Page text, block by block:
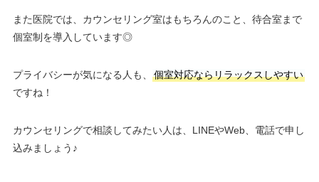
また医院では、カウンセリング室はもちろんのこと、待合室まで
個室制を導入しています◎
プライバシーが気になる人も、
個室対応ならリラックスしやすい
ですね！
カウンセリングで相談してみたい人は、LINEやWeb、電話で申し
込みましょう♪